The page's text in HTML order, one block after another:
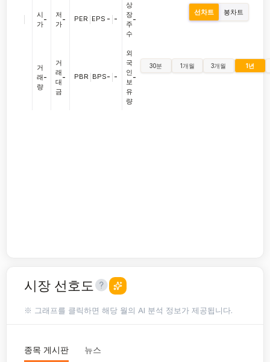
시
가
-
거
래
량
-
저
가
-
거
래
대
금
-
PER EPS - -
PBR BPS- -
상
장
주
수
-
외
국
인
보
유
량
-
선차트 봉차트
30분 1개월 3개월 1년
시장 선호도
※ 그래프를 클릭하면 해당 월의 AI 분석 정보가 제공됩니다.
종목 게시판 뉴스